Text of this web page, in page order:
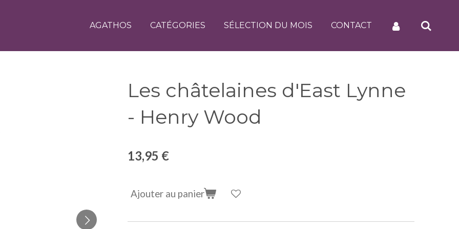
AGATHOS CATÉGORIES SÉLECTION DU MOIS CONTACT
Les châtelaines d'East Lynne
- Henry Wood
13,95 €
Ajouter au panier